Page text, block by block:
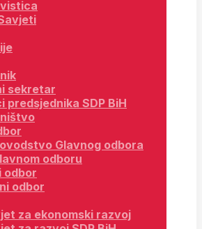
sekretar
predsjednika SDP BiH
Glavnog odbora
odboru
odbor
odbor
za ekonomski razvoj